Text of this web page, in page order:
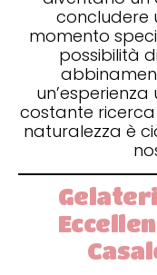
concludere
momento
possibilità
costante ricerca
naturalezza è